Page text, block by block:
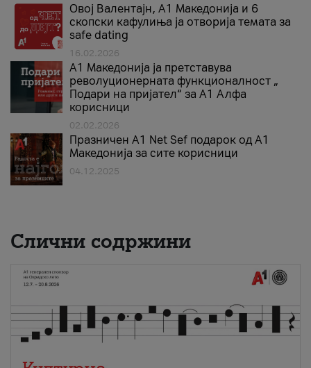
Овој Валентајн, A1 Македонија и 6
скопски кафулиња ја отворија темата за
safe dating
16.02.2026
А1 Македонија ја претставува
револуционерната функционалност „
Подари на пријател“ за А1 Алфа
корисници
02.02.2026
Празничен A1 Net Sеf подарок од А1
Македонија за сите корисници
04.12.2025
Слични содржини